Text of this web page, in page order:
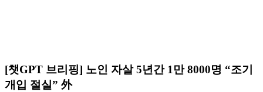
[챗GPT 브리핑] 노인 자살 5년간 1만 8000명 “조기
개입 절실” 外